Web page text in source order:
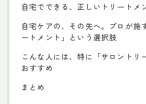
自宅でできる、正しいトリートメ
自宅ケアの、その先へ。プロが施
ートメント」という選択肢
こんな人には、特に「サロントリ
おすすめ
まとめ